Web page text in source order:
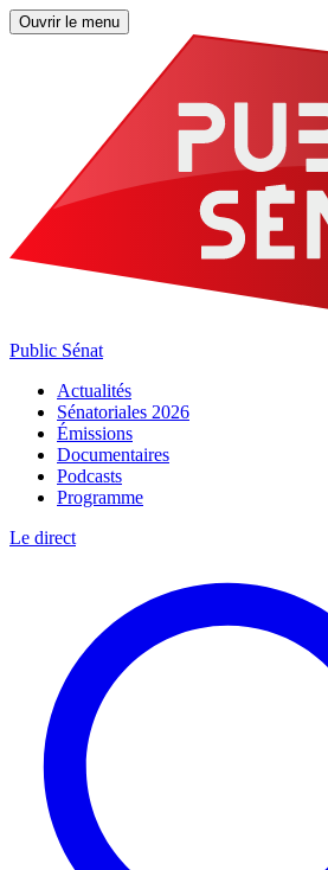
Ouvrir le menu
Public Sénat
Actualités
Sénatoriales 2026
Émissions
Documentaires
Podcasts
Programme
Le direct